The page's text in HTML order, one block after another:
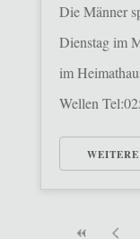
Die Männer
Dienstag im
im
Wellen